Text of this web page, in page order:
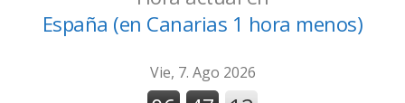
España (en Canarias 1 hora menos)